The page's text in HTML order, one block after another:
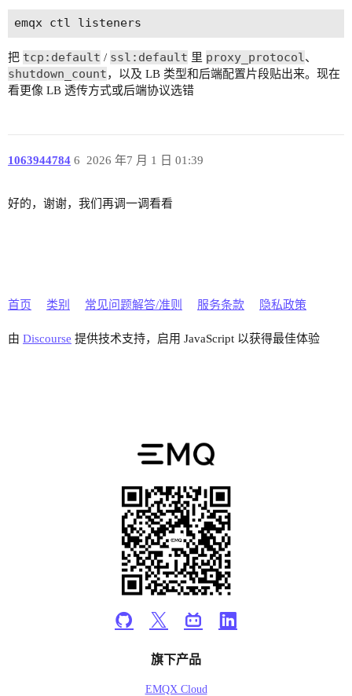
把 tcp:default / ssl:default 里 proxy_protocol、
shutdown_count，以及 LB 类型和后端配置片段贴出来。现在
看更像 LB 透传方式或后端协议选错
1063944784 2026 年7 月 1 日 01:39
6
好的，谢谢，我们再调一调看看
首页 类别 常见问题解答/准则 服务条款 隐私政策
由 Discourse 提供技术支持，启用 JavaScript 以获得最佳体验
旗下产品
EMQX Cloud